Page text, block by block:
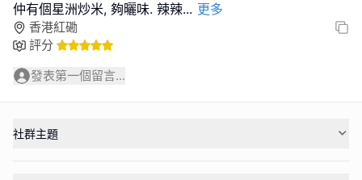
仲有個星洲炒米, 夠曬味. 辣辣... 更多
香港紅磡
評分
發表第一個留言...
社群主題